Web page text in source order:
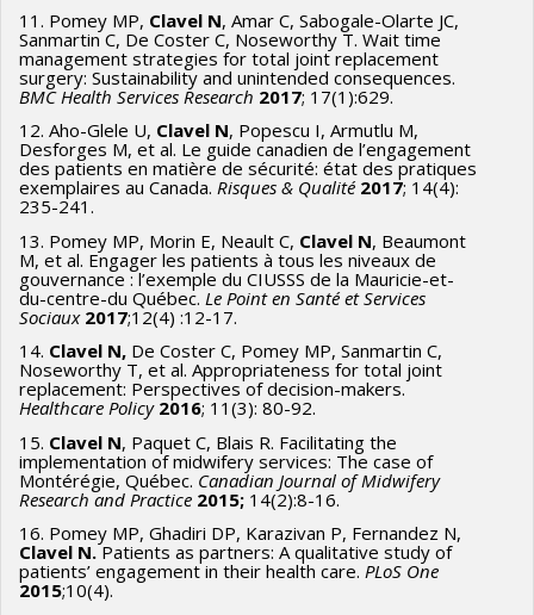
11. Pomey MP, Clavel N, Amar C, Sabogale-Olarte JC,
Sanmartin C, De Coster C, Noseworthy T. Wait time
management strategies for total joint replacement
surgery: Sustainability and unintended consequences.
BMC Health Services Research 2017; 17(1):629.
12. Aho-Glele U, Clavel N, Popescu I, Armutlu M,
Desforges M, et al. Le guide canadien de l’engagement
des patients en matière de sécurité: état des pratiques
exemplaires au Canada. Risques & Qualité 2017; 14(4):
235-241.
13. Pomey MP, Morin E, Neault C, Clavel N, Beaumont
M, et al. Engager les patients à tous les niveaux de
gouvernance : l’exemple du CIUSSS de la Mauricie-et-
du-centre-du Québec. Le Point en Santé et Services
Sociaux 2017;12(4) :12-17.
14. Clavel N, De Coster C, Pomey MP, Sanmartin C,
Noseworthy T, et al. Appropriateness for total joint
replacement: Perspectives of decision-makers.
Healthcare Policy 2016; 11(3): 80-92.
15. Clavel N, Paquet C, Blais R. Facilitating the
implementation of midwifery services: The case of
Montérégie, Québec. Canadian Journal of Midwifery
Research and Practice 2015; 14(2):8-16.
16. Pomey MP, Ghadiri DP, Karazivan P, Fernandez N,
Clavel N.Patients as partners: A qualitative study of
patients’ engagement in their health care. PLoS One
2015;10(4).